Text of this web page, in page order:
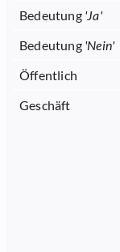
Bedeutung 'Ja'
Bedeutung 'Nein'
Öffentlich
Geschäft